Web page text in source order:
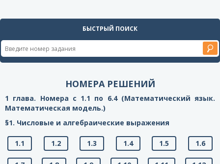
БЫСТРЫЙ ПОИСК
НОМЕРА РЕШЕНИЙ
1 глава. Номера с 1.1 по 6.4 (Математический язык.
Математическая модель.)
§1. Числовые и алгебраические выражения
1.1 1.2 1.3 1.4 1.5 1.6